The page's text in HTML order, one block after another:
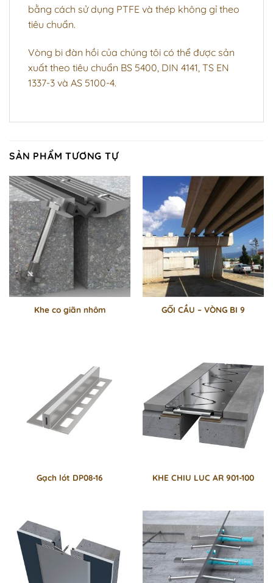
bằng cách sử dụng PTFE và thép không gỉ theo
tiêu chuẩn.
Vòng bi đàn hồi của chúng tôi có thể được sản
xuất theo tiêu chuẩn BS 5400, DIN 4141, TS EN
1337-3 và AS 5100-4.
SẢN PHẨM TƯƠNG TỰ
Khe co giãn nhôm GỐI CẦU – VÒNG BI 9
Gạch lót DP08-16 KHE CHIU LUC AR 901-100